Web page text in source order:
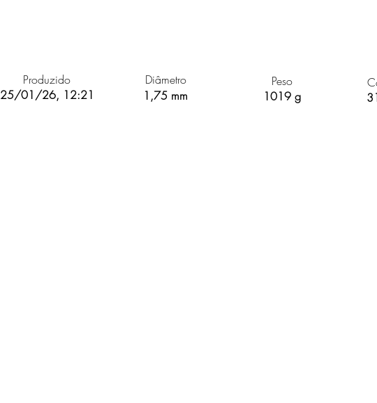
Produzido
25/01/26, 12:21
Diâmetro
1,75 mm
Peso
1019 g